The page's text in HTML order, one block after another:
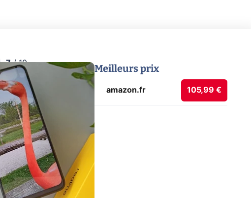
7/10 Meilleurs prix
amazon.fr 105,99 €